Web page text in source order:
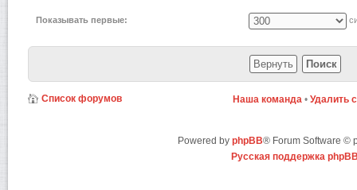
Показывать первые:
Список форумов Наша команда • Удалить
Powered by phpBB® Forum Software ©
Русская поддержка